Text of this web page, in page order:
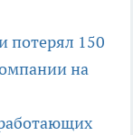
потерял 150
на